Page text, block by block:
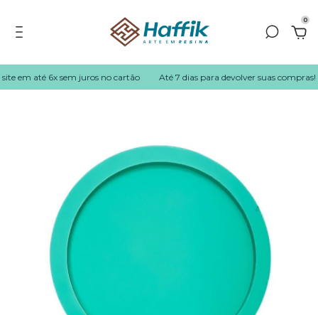
0
em até 6x sem juros no cartão Até 7 dias para devolver suas compras!